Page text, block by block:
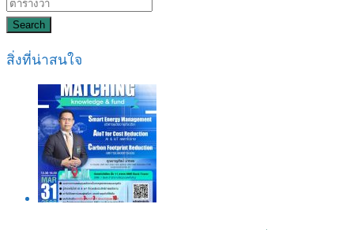
Search
สิ่งที่น่าสนใจ